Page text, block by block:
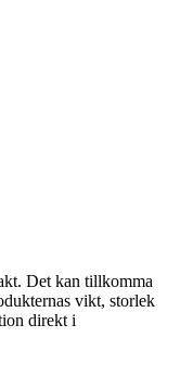
Det kan tillkomma
vikt, storlek
direkt i